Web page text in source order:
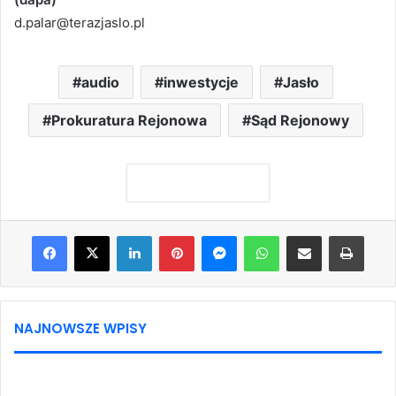
NAJNOWSZE WPISY